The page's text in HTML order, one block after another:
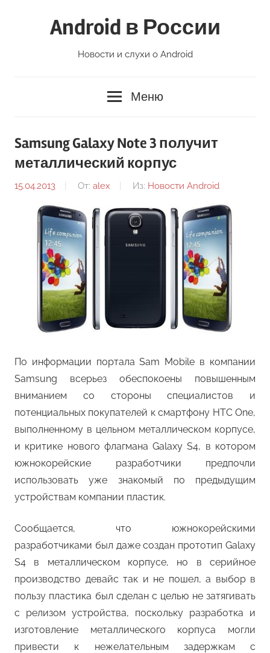
Android в России
Новости и слухи о Android
Меню
Samsung Galaxy Note 3 получит
металлический корпус
15.04.2013 От: alex Из: Новости Android
По информации портала Sam Mobile в компании
Samsung всерьез обеспокоены повышенным
вниманием со стороны специалистов и
потенциальных покупателей к смартфону HTC One,
выполненному в цельном металлическом корпусе,
и критике нового флагмана Galaxy S4, в котором
южнокорейские разработчики предпочли
использовать уже знакомый по предыдущим
устройствам компании пластик.
Сообщается, что южнокорейскими
разработчиками был даже создан прототип Galaxy
S4 в металлическом корпусе, но в серийное
производство девайс так и не пошел, а выбор в
пользу пластика был сделан с целью не затягивать
с релизом устройства, поскольку разработка и
изготовление металлического корпуса могли
привести к нежелательным задержкам с